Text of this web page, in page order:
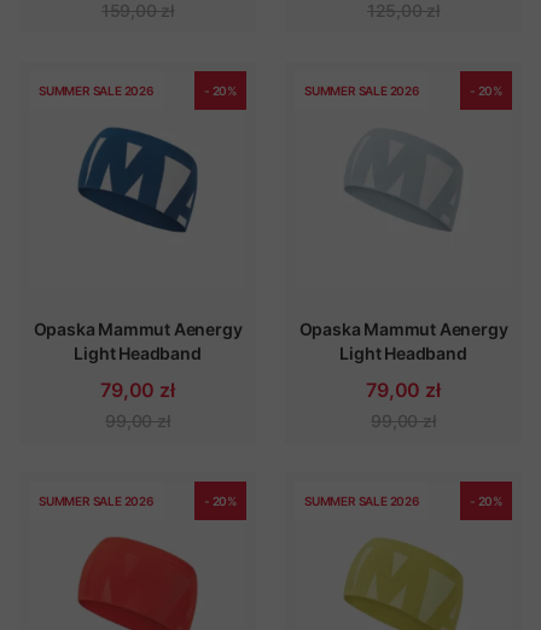
159,00 zł 125,00 zł
SUMMER SALE 2026 - 20%
Opaska Mammut Aenergy
Light Headband
79,00 zł
99,00 zł
SUMMER SALE 2026 - 20%
Opaska Mammut Aenergy
Light Headband
79,00 zł
99,00 zł
SUMMER SALE 2026 - 20% SUMMER SALE 2026 - 20%